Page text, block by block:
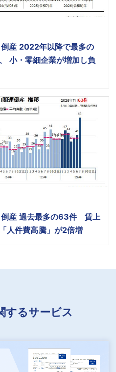
産 2022年以降で最多の
・零細企業が増加し負
産 過去最多の63件 賃上
人件費高騰」が2倍増
するサービス